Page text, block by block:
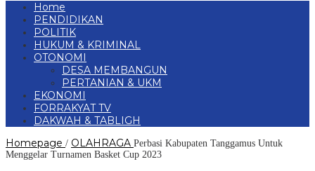
Home
PENDIDIKAN
POLITIK
HUKUM & KRIMINAL
OTONOMI
DESA MEMBANGUN
PERTANIAN & UKM
EKONOMI
FORRAKYAT TV
DAKWAH & TABLIGH
Homepage / OLAHRAGA Perbasi Kabupaten Tanggamus Untuk
Menggelar Turnamen Basket Cup 2023